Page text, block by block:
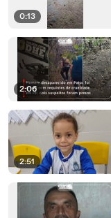
0:13
2:06
2:51